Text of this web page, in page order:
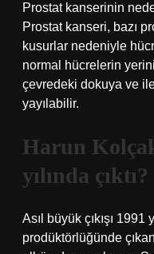
Prostat kanserinin
Prostat kanseri, bazı
kusurlar nedeniyle
normal hücrelerin
çevredeki dokuya ve
yayılabilir.
Harun
yılında çıktı?
Asıl büyük çıkışı 1991
prodüktörlüğünde